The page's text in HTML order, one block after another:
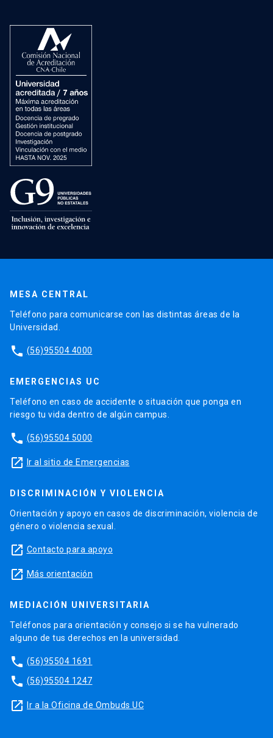
MESA CENTRAL
Teléfono para comunicarse con las distintas áreas de la
Universidad.
phone (56)95504 4000
EMERGENCIAS UC
Teléfono en caso de accidente o situación que ponga en
riesgo tu vida dentro de algún campus.
phone (56)95504 5000
launch Ir al sitio de Emergencias
DISCRIMINACIÓN Y VIOLENCIA
Orientación y apoyo en casos de discriminación, violencia de
género o violencia sexual.
launch Contacto para apoyo
launch Más orientación
MEDIACIÓN UNIVERSITARIA
Teléfonos para orientación y consejo si se ha vulnerado
alguno de tus derechos en la universidad.
phone (56)95504 1691
phone (56)95504 1247
launch Ir a la Oficina de Ombuds UC